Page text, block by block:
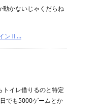
動かないじゃくだらね
ンⅡ...
イレ借りるのと特定
でも5000ゲームとか